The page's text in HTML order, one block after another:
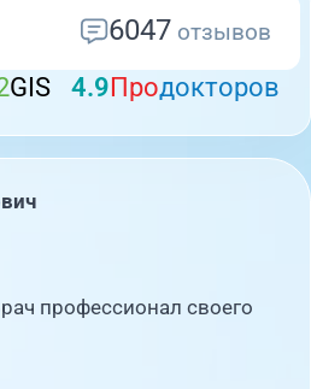
6047 отзывов
GIS 4.9Продокторов
профессионал своего